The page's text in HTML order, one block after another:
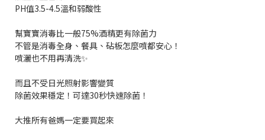
PH值3.5-4.5溫和弱酸性
幫寶寶消毒比一般75%酒精更有除菌力
不管是消毒全身、餐具、砧板怎麼噴都安心！
噴灑也不用再清洗✨
而且不受日光照射影響變質
除菌效果穩定！可達30秒快速除菌！
大推所有爸媽一定要買起來